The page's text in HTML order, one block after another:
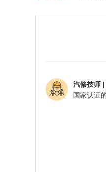
汽修技师 |